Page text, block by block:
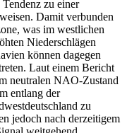
zu einer
Damit verbunden
was im westlichen
Niederschlägen
können dagegen
Laut einem Bericht
neutralen NAO-Zustand
entlang der
zu
jedoch nach derzeitigem